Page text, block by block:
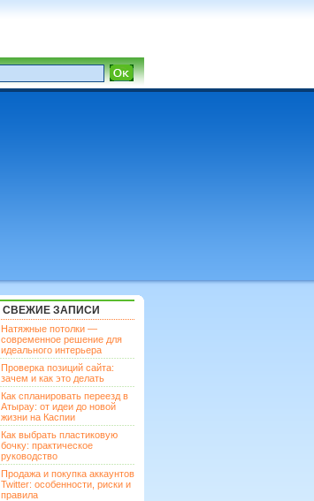
СВЕЖИЕ ЗАПИСИ
Натяжные потолки —
современное решение для
идеального интерьера
Проверка позиций сайта:
зачем и как это делать
Как спланировать переезд в
Атырау: от идеи до новой
жизни на Каспии
Как выбрать пластиковую
бочку: практическое
руководство
Продажа и покупка аккаунтов
Twitter: особенности, риски и
правила